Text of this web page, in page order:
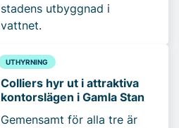
stadens utbyggnad i
vattnet.
UTHYRNING
Colliers hyr ut i attraktiva
kontorslägen i Gamla Stan
Gemensamt för alla tre är